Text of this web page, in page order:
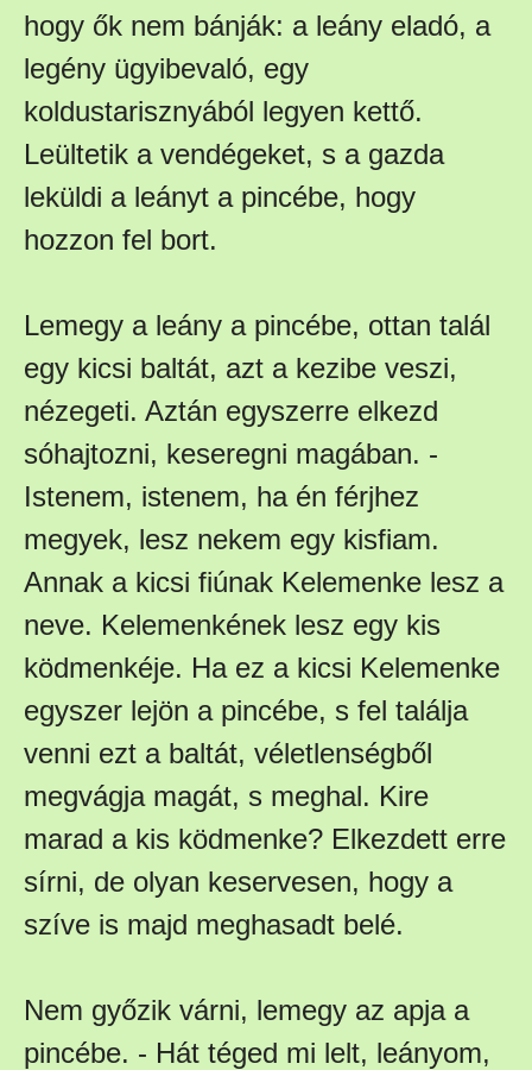
hogy ők nem bánják: a leány eladó, a
legény ügyibevaló, egy
koldustarisznyából legyen kettő.
Leültetik a vendégeket, s a gazda
leküldi a leányt a pincébe, hogy
hozzon fel bort.
Lemegy a leány a pincébe, ottan talál
egy kicsi baltát, azt a kezibe veszi,
nézegeti. Aztán egyszerre elkezd
sóhajtozni, keseregni magában. -
Istenem, istenem, ha én férjhez
megyek, lesz nekem egy kisfiam.
Annak a kicsi fiúnak Kelemenke lesz a
neve. Kelemenkének lesz egy kis
ködmenkéje. Ha ez a kicsi Kelemenke
egyszer lejön a pincébe, s fel találja
venni ezt a baltát, véletlenségből
megvágja magát, s meghal. Kire
marad a kis ködmenke? Elkezdett erre
sírni, de olyan keservesen, hogy a
szíve is majd meghasadt belé.
Nem győzik várni, lemegy az apja a
pincébe. - Hát téged mi lelt, leányom,